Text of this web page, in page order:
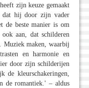
zijn keuze gemaakt
dat hij door zijn vader
de beste manier is om
aan, dat schilderen
Muziek maken, waarbij
en harmonie en
door zijn schilderijen
de kleurschakeringen,
de romantiek.' – aldus